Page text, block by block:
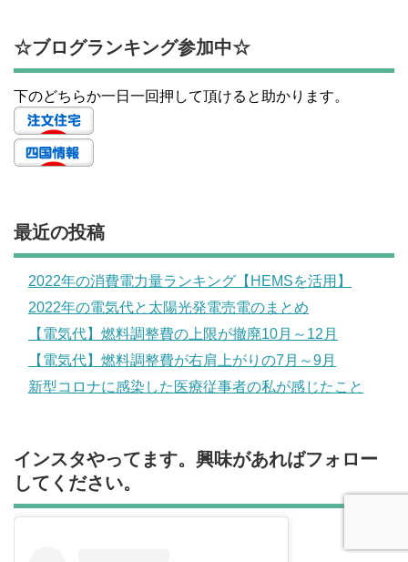
☆ブログランキング参加中☆
下のどちらか一日一回押して頂けると助かります。
最近の投稿
2022年の消費電力量ランキング【HEMSを活用】
2022年の電気代と太陽光発電売電のまとめ
【電気代】燃料調整費の上限が撤廃10月～12月
【電気代】燃料調整費が右肩上がりの7月～9月
新型コロナに感染した医療従事者の私が感じたこと
インスタやってます。興味があればフォロー
してください。